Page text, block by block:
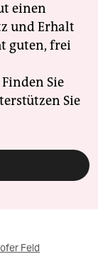
einen
und Erhalt
guten, frei
Sie
Sie
Feld